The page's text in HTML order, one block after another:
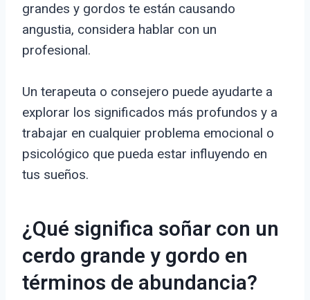
grandes y gordos te están causando
angustia, considera hablar con un
profesional.
Un terapeuta o consejero puede ayudarte a
explorar los significados más profundos y a
trabajar en cualquier problema emocional o
psicológico que pueda estar influyendo en
tus sueños.
¿Qué significa soñar con un
cerdo grande y gordo en
términos de abundancia?